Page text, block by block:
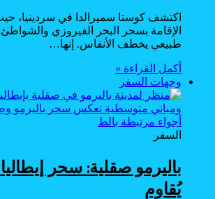
اكتشف كوستا سميرالدا في سردينيا،
الإقامة بسحر البحر الفيروزي
طبيعي يخطف الأنفاس. إنها…
أكمل القراءة »
وجهات السفر
السفر
باليرمو صقلية: سحر
يُقاوم